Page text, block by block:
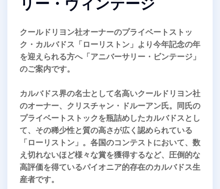
クールドリヨン社オーナーのプライベートストッ
ク・カルバドス「ローリストン」より今年記念の年
を迎えられる方へ「アニバーサリー・ビンテージ」
のご案内です。
カルバドス界の名士として名高いクールドリヨン社
のオーナー、クリスチャン・ドルーアン氏。同氏の
プライベートストックを瓶詰めしたカルバドスとし
て、その稀少性と質の高さが広く認められている
「ローリストン」。各国のコンテストにおいて、数
え切れないほど様々な賞を獲得するなど、圧倒的な
高評価を得ているパイオニア的存在のカルバドス生
産者です。